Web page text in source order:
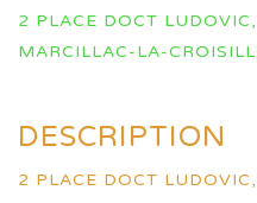
2 PLACE DOCT
MARCILLAC-LA-
DESCRIPTION
2 PLACE DOCT